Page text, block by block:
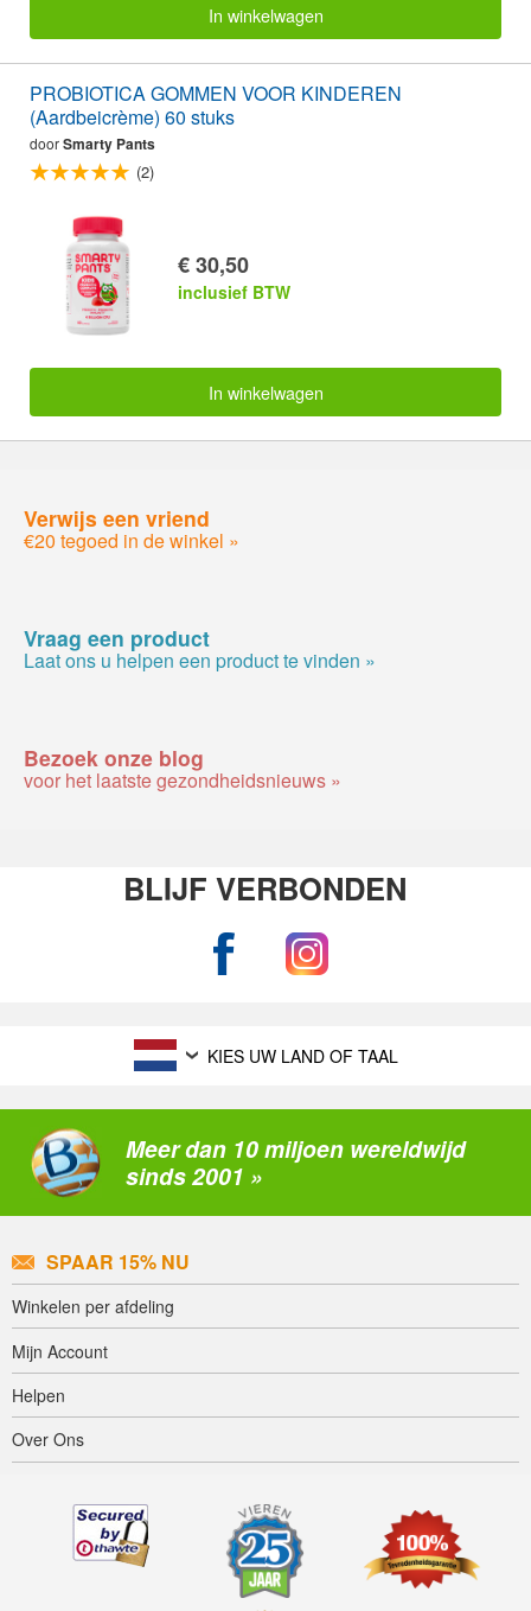
In winkelwagen
PROBIOTICA GOMMEN VOOR KINDEREN
(Aardbeicrème) 60 stuks
doorSmarty Pants
(2)
€ 30,50
inclusief BTW
In winkelwagen
Verwijs een vriend
€20 tegoed in de winkel »
Vraag een product
Laat ons u helpen een product te vinden »
Bezoek onze blog
voor het laatste gezondheidsnieuws »
BLIJF VERBONDEN
KIES UW LAND OF TAAL
Meer dan 10 miljoen wereldwijd
sinds 2001 »
SPAAR 15% NU
Winkelen per afdeling
Mijn Account
Helpen
Over Ons